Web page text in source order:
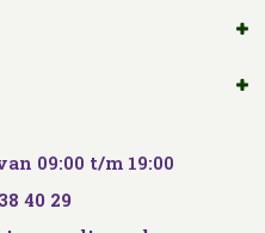
09:00 t/m 19:00
40 29